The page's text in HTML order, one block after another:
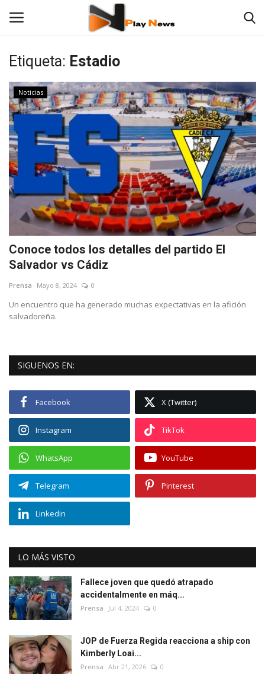
Contáctenos
TV en Vivo
En Vivo
Noticias
Las 12 Play
Fotos
Empresas
Deportes
Cine y TV
Videos virales
Podcast y Audios
Etiqueta: Estadio
Noticias
Conoce todos los detalles del partido El
Salvador vs Cádiz
Prensa Mayo 8, 2024 0
Un encuentro que ha generado muchas expectativas en la afición
salvadoreña.
SIGUENOS EN:
Facebook X (Twitter)
Instagram TikTok
WhatsApp YouTube
Telegram Pinterest
Linkedin
LO MÁS VISTO
Fallece joven que quedó atrapado
accidentalmente en máq...
Prensa Jul 4, 2024 0
JOP de Fuerza Regida reacciona a ship con
Kimberly Loai...
Prensa Abr 21, 2026 0